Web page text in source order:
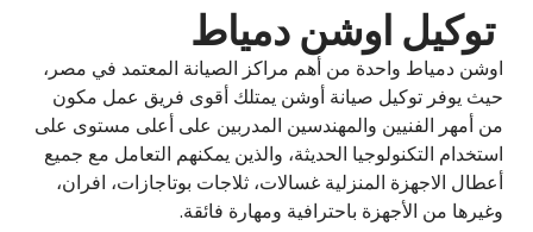
توكيل اوشن دمياط
اوشن دمياط واحدة من أهم مراكز الصيانة المعتمد في مصر،
حيث يوفر توكيل صيانة أوشن يمتلك أقوى فريق عمل مكون
من أمهر الفنيين والمهندسين المدربين على أعلى مستوى على
استخدام التكنولوجيا الحديثة، والذين يمكنهم التعامل مع جميع
أعطال الاجهزة المنزلية غسالات، ثلاجات بوتاجازات، افران،
وغيرها من الأجهزة باحترافية ومهارة فائقة.